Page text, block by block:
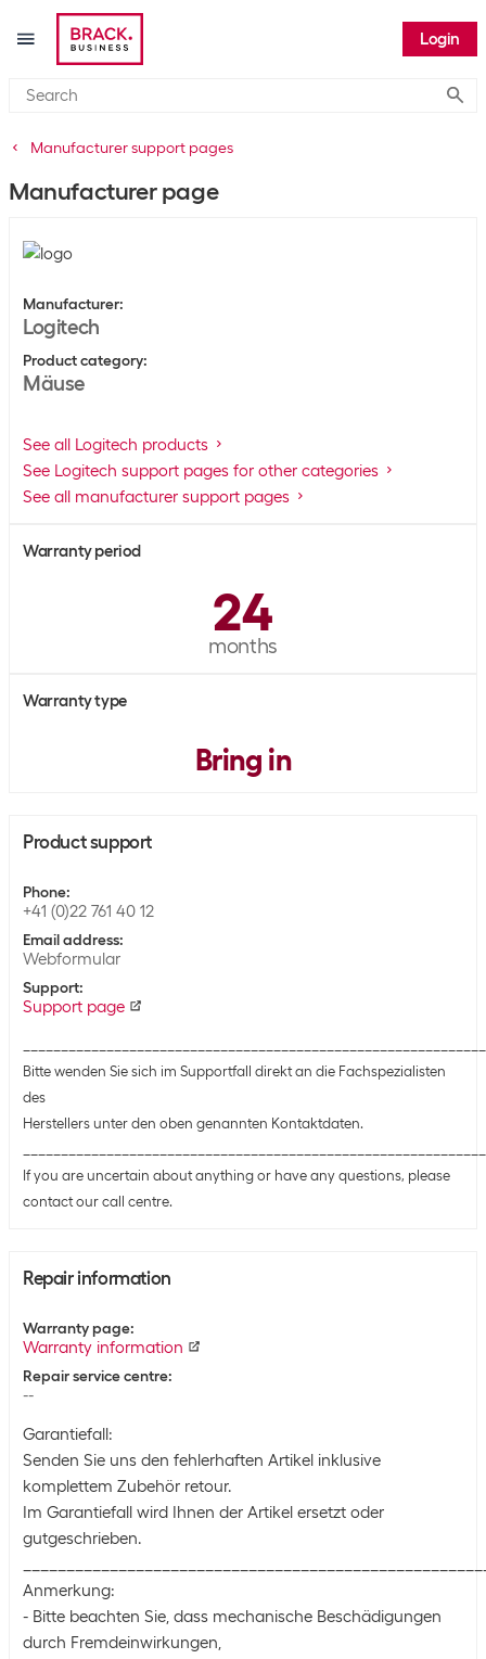
Login
Manufacturer support pages
Manufacturer page
Manufacturer:
Logitech
Product category:
Mäuse
See all Logitech products
See Logitech support pages for other categories
See all manufacturer support pages
Warranty period
24
months
Warranty type
Bring in
Product support
Phone:
+41 (0)22 761 40 12
Email address:
Webformular
Support:
Support page
Bitte wenden Sie sich im Supportfall direkt an die Fachspezialisten
des
Herstellers unter den oben genannten Kontaktdaten.
If you are uncertain about anything or have any questions, please
contact our call centre.
Repair information
Warranty page:
Warranty information
Repair service centre:
--
Garantiefall:
Senden Sie uns den fehlerhaften Artikel inklusive
komplettem Zubehör retour.
Im Garantiefall wird Ihnen der Artikel ersetzt oder
gutgeschrieben.
Anmerkung:
- Bitte beachten Sie, dass mechanische Beschädigungen
durch Fremdeinwirkungen,